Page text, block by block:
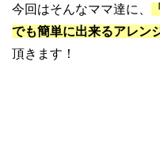
今回はそんなママ達に、
でも簡単に出来るアレン
頂きます！